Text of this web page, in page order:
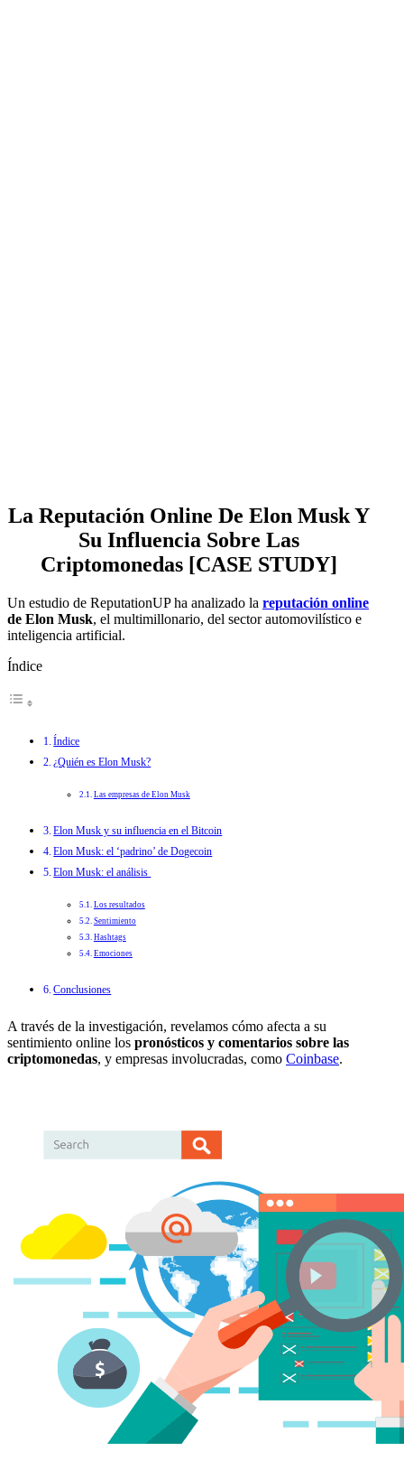
La Reputación Online De Elon Musk Y
Su Influencia Sobre Las
Criptomonedas [CASE STUDY]
Un estudio de ReputationUP ha analizado la reputación online
de Elon Musk, el multimillonario, del sector automovilístico e
inteligencia artificial.
Índice
Índice
¿Quién es Elon Musk?
Las empresas de Elon Musk
Elon Musk y su influencia en el Bitcoin
Elon Musk: el ‘padrino’ de Dogecoin
Elon Musk: el análisis
Los resultados
Sentimiento
Hashtags
Emociones
Conclusiones
A través de la investigación, revelamos cómo afecta a su
sentimiento online los pronósticos y comentarios sobre las
criptomonedas, y empresas involucradas, como Coinbase.